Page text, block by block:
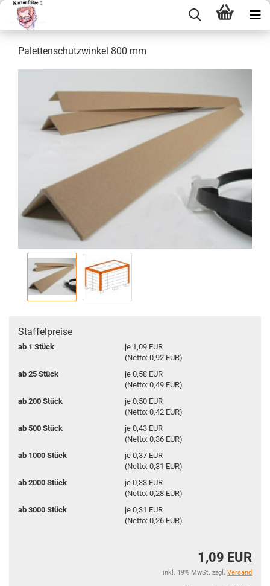
Pa­let­ten­schutz­win­kel 800 mm
Staffelpreise
ab 1 Stück
je 1,09 EUR
(Netto: 0,92 EUR)
ab 25 Stück
je 0,58 EUR
(Netto: 0,49 EUR)
ab 200 Stück
je 0,50 EUR
(Netto: 0,42 EUR)
ab 500 Stück
je 0,43 EUR
(Netto: 0,36 EUR)
ab 1000 Stück
je 0,37 EUR
(Netto: 0,31 EUR)
ab 2000 Stück
je 0,33 EUR
(Netto: 0,28 EUR)
ab 3000 Stück
je 0,31 EUR
(Netto: 0,26 EUR)
1,09 EUR
inkl. 19% MwSt. zzgl. Versand